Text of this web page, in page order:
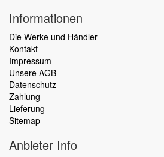
Informationen
Die Werke und Händler
Kontakt
Impressum
Unsere AGB
Datenschutz
Zahlung
Lieferung
Sitemap
Anbieter Info